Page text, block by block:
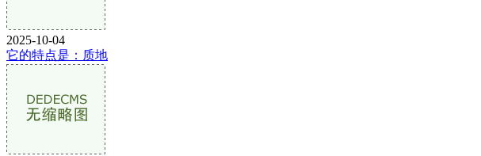
2025-10-04
它的特点是：质地